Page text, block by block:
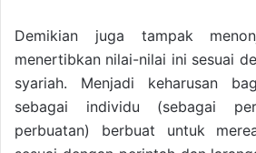
Demikian juga tampak
menertibkan nilai-nilai ini sesuai
syariah. Menjadi keharusan
sebagai individu (sebagai
perbuatan) berbuat untuk